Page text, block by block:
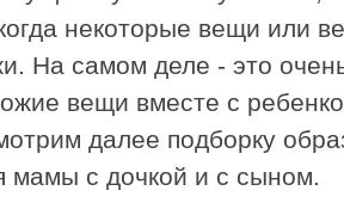
некоторые вещи или
На самом деле - это
вещи вместе с
далее подборку
мамы с дочкой и с сыном.